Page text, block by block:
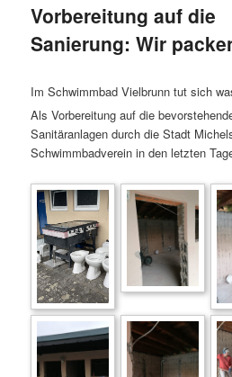
Vorbereitung auf die
Sanierung: Wir
Im Schwimmbad Vielbrunn tut sich
Als Vorbereitung auf die
Sanitäranlagen durch die Stadt
Schwimmbadverein in den letzten